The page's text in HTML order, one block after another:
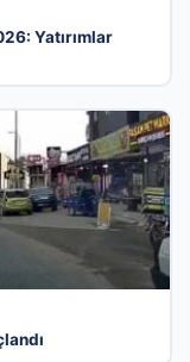
Yatırımlar